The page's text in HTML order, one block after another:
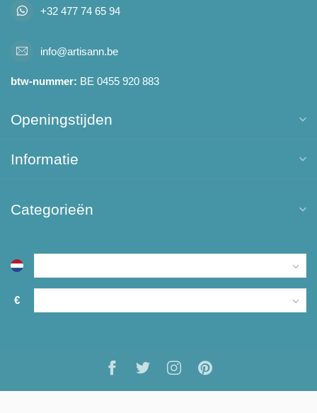
+32 477 74 65 94
info@artisann.be
btw-nummer: BE 0455 920 883
Openingstijden
Informatie
Categorieën
€